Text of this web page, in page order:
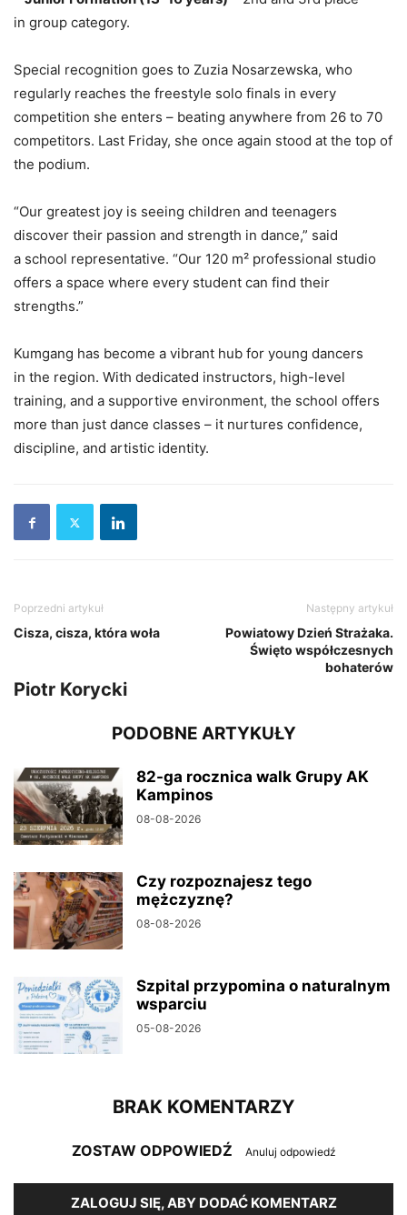
in group category.
Special recognition goes to Zuzia Nosarzewska, who
regularly reaches the freestyle solo finals in every
competition she enters – beating anywhere from 26 to 70
competitors. Last Friday, she once again stood at the top of
the podium.
“Our greatest joy is seeing children and teenagers
discover their passion and strength in dance,” said
a school representative. “Our 120 m² professional studio
offers a space where every student can find their
strengths.”
Kumgang has become a vibrant hub for young dancers
in the region. With dedicated instructors, high-level
training, and a supportive environment, the school offers
more than just dance classes – it nurtures confidence,
discipline, and artistic identity.
Poprzedni artykuł
Cisza, cisza, która woła
Następny artykuł
Powiatowy Dzień Strażaka.
Święto współczesnych
bohaterów
Piotr Korycki
PODOBNE ARTYKUŁY
82-ga rocznica walk Grupy AK
Kampinos
08-08-2026
Czy rozpoznajesz tego
mężczyznę?
08-08-2026
Szpital przypomina o naturalnym
wsparciu
05-08-2026
BRAK KOMENTARZY
ZOSTAW ODPOWIEDŹ Anuluj odpowiedź
ZALOGUJ SIĘ, ABY DODAĆ KOMENTARZ